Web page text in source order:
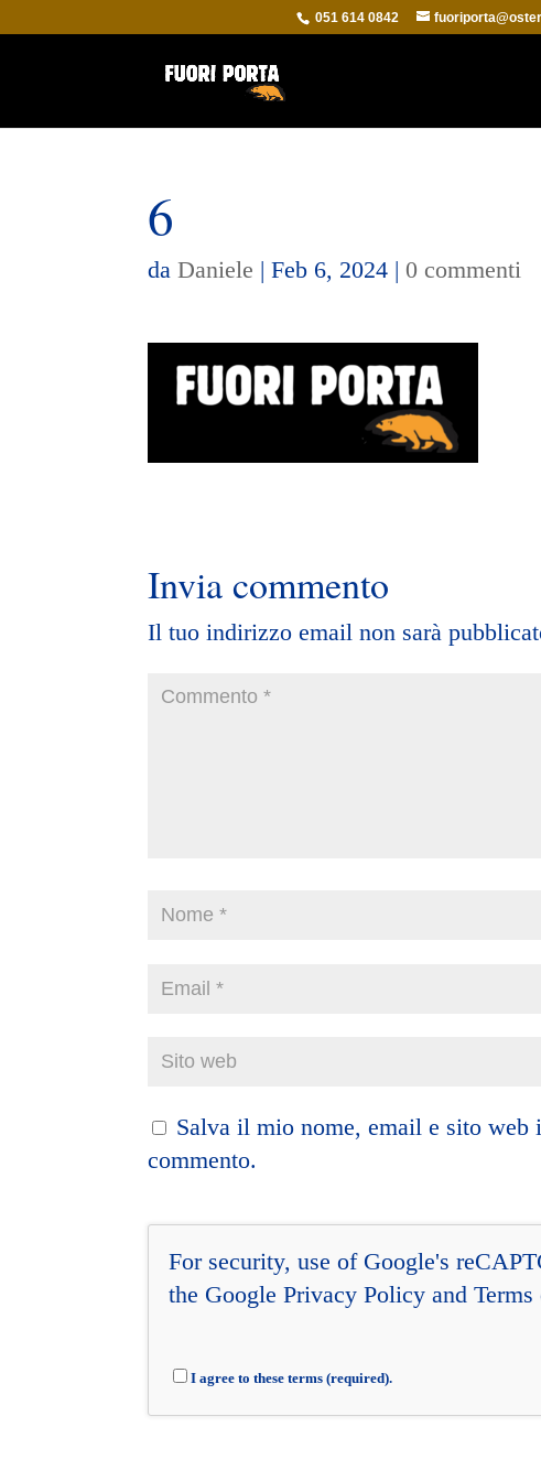
051 614 0842
6
daDaniele |Feb 6, 2024 | 0 commenti
Invia commento
Il tuo indirizzo email non sarà
Salva il mio nome, email e sito web
commento.
For security, use of Google's
the GooglePrivacy Policy and
I agree to these terms (required).